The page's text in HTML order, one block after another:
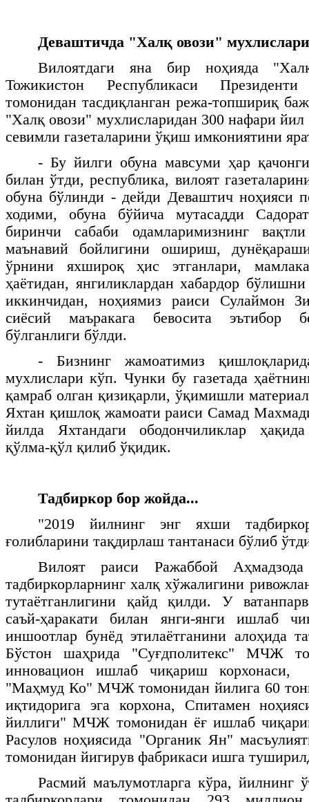
Деваштичда "Халқ овози"
Вилоятдаги яна бир ноҳияда
Тожикистон Республикаси
томонидан тасдиқланган режа-топшириқ
"Халқ овози" мухлисларидан 300 нафари йил
севимли газеталарини ўқиш имкониятини
- Бу йилги обуна мавсуми ҳар
билан ўтди, республика, вилоят
обуна бўлинди - дейди Деваштич ноҳияси
ходими, обуна бўйича мутасадди
биринчи сабаби одамларимизнинг
маънавий бойлигини ошириш,
ўрнини яхшироқ ҳис этганлари,
ҳаётидан, янгиликлардан хабардор бўлишни
иккинчидан, ноҳиямиз раиси Сулаймон
сиёсий маъракага бевосита эътибор
бўлганлиги бўлди.
- Бизнинг жамоатимиз
мухлислари кўп. Чунки бу газетада
қамраб олган қизиқарли, ўқимишли
Яхтан қишлоқ жамоати раиси Самад
йилда Яхтандаги ободончиликлар
қўлма-қўл қилиб ўқидик.
Тадбиркор бор жойда...
"2019 йилнинг энг яхши
ғолибларини тақдирлаш тантанаси бўлиб
Вилоят раиси Ражаббой
тадбиркорларнинг халқ хўжалигини
тутаётганлигини қайд қилди. У
саъй-ҳаракати билан янги-янги ишлаб
иншоотлар бунёд этилаётганини алоҳида
Бўстон шаҳрида "Суғдполитекс" МЧЖ
инновацион ишлаб чиқариш
"Маҳмуд Ко" МЧЖ томонидан йилига 60
иқтидорига эга корхона, Спитамен
йиллиги" МЧЖ томонидан ёғ ишлаб
Расулов ноҳиясида "Органик Ян"
томонидан йигирув фабрикаси ишга
Расмий маълумотларга кўра, йилнинг